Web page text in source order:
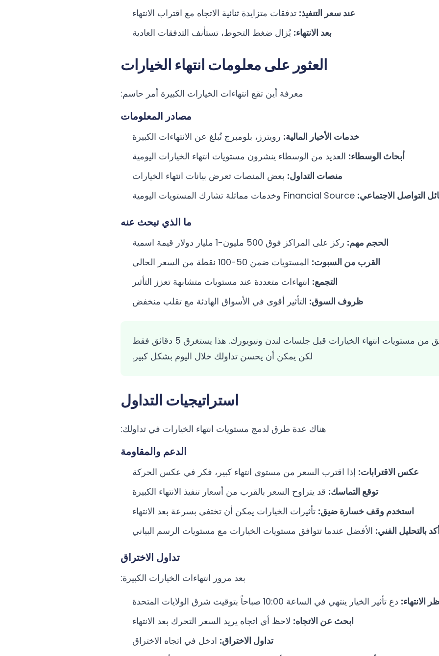
عند سعر التنفيذ: تدفقات متزايدة ثنائية الاتجاه مع اقتراب الانتهاء
بعد الانتهاء: يُزال ضغط التحوط، تستأنف التدفقات العادية
العثور على معلومات انتهاء الخيارات
معرفة أين تقع انتهاءات الخيارات الكبيرة أمر حاسم:
مصادر المعلومات
خدمات الأخبار المالية: رويترز، بلومبرج تُبلغ عن الانتهاءات الكبيرة
أبحاث الوسطاء: العديد من الوسطاء ينشرون مستويات انتهاء الخيارات اليومية
منصات التداول: بعض المنصات تعرض بيانات انتهاء الخيارات
التواصل الاجتماعي:
ما الذي تبحث عنه
الحجم مهم: ركز على المراكز فوق 500 مليون-1 مليار دولار قيمة اسمية
القرب من السبوت: المستويات ضمن 50-100 نقطة من السعر الحالي
التجمع: انتهاءات متعددة عند مستويات متشابهة تعزز التأثير
ظروف السوق: التأثير أقوى في الأسواق الهادئة مع تقلب منخفض
أنشئ روتيناً يومياً للتحقق من مستويات انتهاء الخيارات قبل جلسات لندن ونيويورك. هذا يستغرق 5 دقائق فقط
لكن يمكن أن يحسن تداولك خلال اليوم بشكل كبير.
استراتيجيات التداول
هناك عدة طرق لدمج مستويات انتهاء الخيارات في تداولك:
الدعم والمقاومة
عكس الاقترابات: إذا اقترب السعر من مستوى انتهاء كبير، فكر في عكس الحركة
توقع التماسك: قد يتراوح السعر بالقرب من أسعار تنفيذ الانتهاء الكبيرة
استخدم وقف خسارة ضيق: تأثيرات الخيارات يمكن أن تختفي بسرعة بعد الانتهاء
بالتحليل الفني: الأفضل عندما تتوافق مستويات الخيارات مع مستويات الرسم البياني
تداول الاختراق
بعد مرور انتهاءات الخيارات الكبيرة:
الانتهاء: دع تأثير الخيار ينتهي في الساعة 10:00 صباحاً بتوقيت شرق الولايات المتحدة
ابحث عن الاتجاه: لاحظ أي اتجاه يريد السعر التحرك بعد الانتهاء
تداول الاختراق: ادخل في اتجاه الاختراق